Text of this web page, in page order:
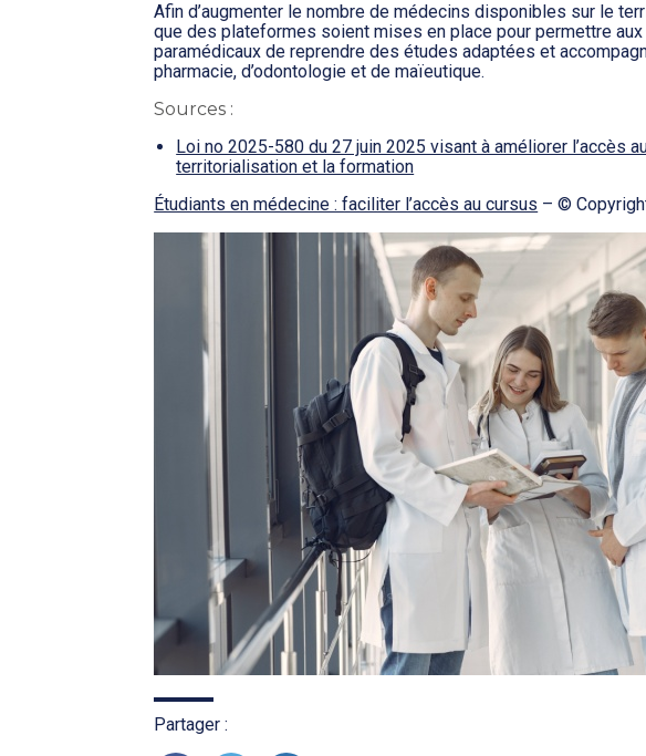
Afin d’augmenter le nombre de médecins disponibles sur le
que des plateformes soient mises en place pour permettre
paramédicaux de reprendre des études adaptées et
pharmacie, d’odontologie et de maïeutique.
Sources :
Loi no 2025-580 du 27 juin 2025 visant à améliorer l’accès
territorialisation et la formation
Étudiants en médecine : faciliter l’accès au cursus – ©
Partager :